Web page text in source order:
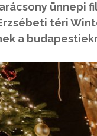
ünnepi
téri
a